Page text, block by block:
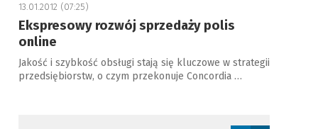
13.01.2012 (07:25)
Ekspresowy rozwój sprzedaży polis
online
Jakość i szybkość obsługi stają się kluczowe w strategii
przedsiębiorstw, o czym przekonuje Concordia …